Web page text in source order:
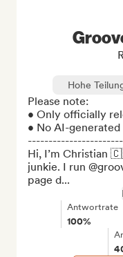
Hohe
Please note:
• Only officially
• No AI-
Hi, I’m Christian
junkie. I run
page d...
Antwortrate
100%